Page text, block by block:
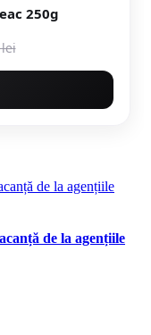
250g
de la agențiile